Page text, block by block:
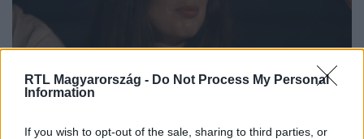
RTL Magyarország - Do Not Process My Personal
Information
If you wish to opt-out of the sale, sharing to third parties, or
Éden Hotel
Adri végül úgy döntött, mindenkinek beszámol a